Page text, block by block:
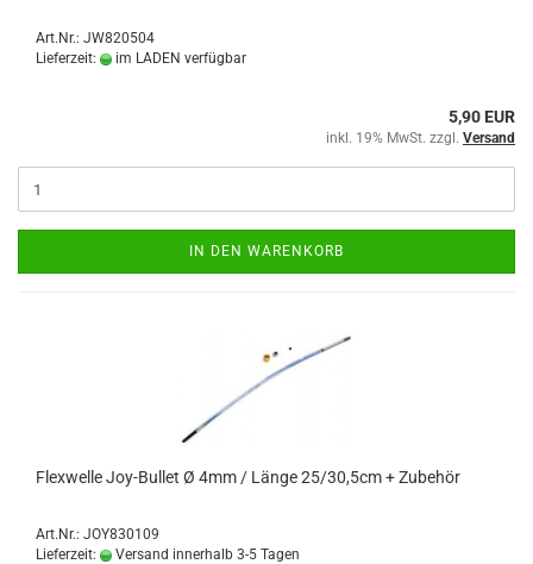
Art.Nr.: JW820504
Lieferzeit:
im LADEN verfügbar
5,90 EUR
inkl. 19% MwSt. zzgl. Versand
IN DEN WARENKORB
Flexwelle Joy-Bullet Ø 4mm / Länge 25/30,5cm + Zubehör
Art.Nr.: JOY830109
Lieferzeit:
Versand innerhalb 3-5 Tagen